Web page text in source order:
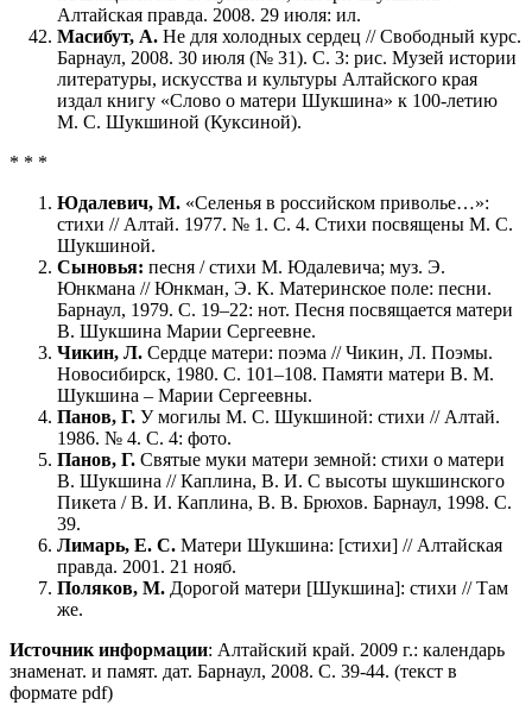
Алтайская правда. 2008. 29 июля: ил.
Масибут, А. Не для холодных сердец // Свободный курс.
Барнаул, 2008. 30 июля (№ 31). C. 3: рис. Музей истории
литературы, искусства и культуры Алтайского края
издал книгу «Слово о матери Шукшина» к 100-летию
М. С. Шукшиной (Куксиной).
* * *
Юдалевич, М. «Селенья в российском приволье…»:
стихи // Алтай. 1977. № 1. С. 4. Стихи посвящены М. С.
Шукшиной.
Сыновья: песня / стихи М. Юдалевича; муз. Э.
Юнкмана // Юнкман, Э. К. Материнское поле: песни.
Барнаул, 1979. С. 19–22: нот. Песня посвящается матери
В. Шукшина Марии Сергеевне.
Чикин, Л. Сердце матери: поэма // Чикин, Л. Поэмы.
Новосибирск, 1980. С. 101–108. Памяти матери В. М.
Шукшина – Марии Сергеевны.
Панов, Г. У могилы М. С. Шукшиной: стихи // Алтай.
1986. № 4. С. 4: фото.
Панов, Г. Святые муки матери земной: стихи о матери
В. Шукшина // Каплина, В. И. С высоты шукшинского
Пикета / В. И. Каплина, В. В. Брюхов. Барнаул, 1998. С.
39.
Лимарь, Е. С. Матери Шукшина: [стихи] // Алтайская
правда. 2001. 21 нояб.
Поляков, М. Дорогой матери [Шукшина]: стихи // Там
же.
Источник информации: Алтайский край. 2009 г.: календарь
знаменат. и памят. дат. Барнаул, 2008. С. 39-44. (текст в
формате pdf)